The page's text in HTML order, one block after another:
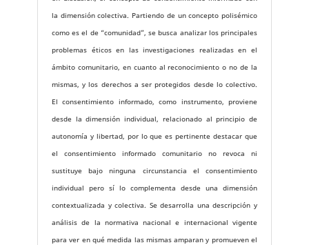
la dimensión colectiva. Partiendo de un concepto polisémico
como es el de “comunidad”, se busca analizar los principales
problemas éticos en las investigaciones realizadas en el
ámbito comunitario, en cuanto al reconocimiento o no de la
mismas, y los derechos a ser protegidos desde lo colectivo.
El consentimiento informado, como instrumento, proviene
desde la dimensión individual, relacionado al principio de
autonomía y libertad, por lo que es pertinente destacar que
el consentimiento informado comunitario no revoca ni
sustituye bajo ninguna circunstancia el consentimiento
individual pero sí lo complementa desde una dimensión
contextualizada y colectiva. Se desarrolla una descripción y
análisis de la normativa nacional e internacional vigente
para ver en qué medida las mismas amparan y promueven el